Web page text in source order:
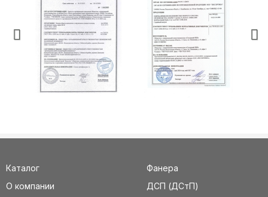
Каталог
О компании
Фанера
ДСП (ДСтП)